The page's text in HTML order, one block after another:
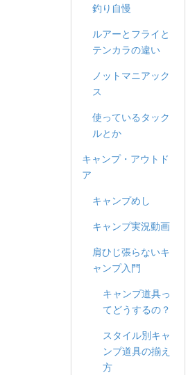
釣り自慢
ルアーとフライと
テンカラの違い
ノットマニアック
ス
使っているタック
ルとか
キャンプ・アウトド
ア
キャンプめし
キャンプ実況動画
肩ひじ張らないキ
ャンプ入門
キャンプ道具っ
てどうするの？
スタイル別キャ
ンプ道具の揃え
方